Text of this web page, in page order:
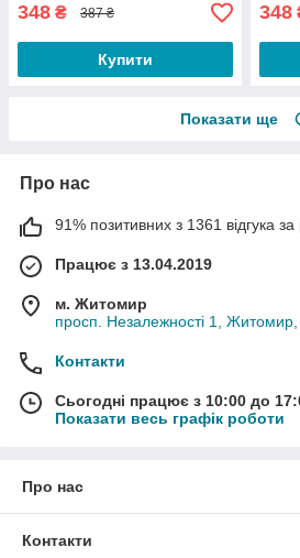
348 ₴ 387 ₴
Купити
348
Показати ще
Про нас
91% позитивних з 1361 відгука за
Працює з 13.04.2019
м. Житомир
просп. Незалежності 1, Житомир,
Контакти
Сьогодні працює з 10:00 до
Показати весь графік роботи
Про нас
Контакти